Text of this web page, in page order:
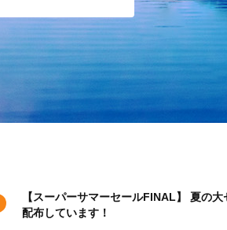
【スーパーサマーセールFINAL】 夏の
配布しています！